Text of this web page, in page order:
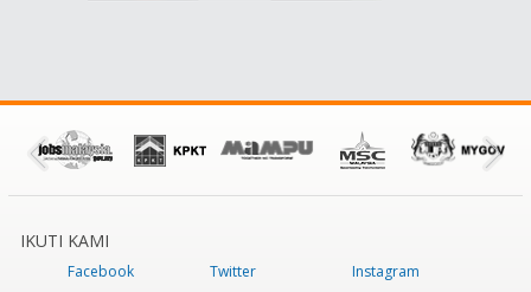
IKUTI KAMI
Facebook Twitter
Instagram